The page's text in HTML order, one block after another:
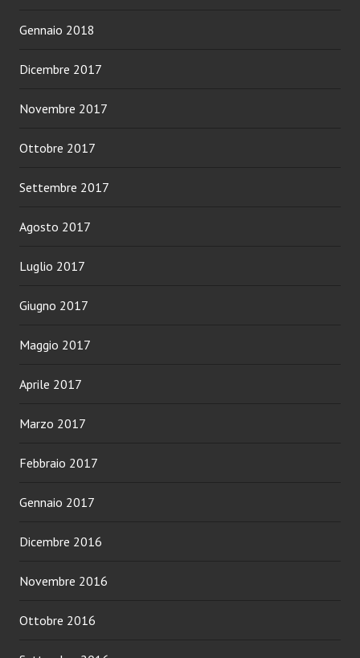
Gennaio 2018
Dicembre 2017
Novembre 2017
Ottobre 2017
Settembre 2017
Agosto 2017
Luglio 2017
Giugno 2017
Maggio 2017
Aprile 2017
Marzo 2017
Febbraio 2017
Gennaio 2017
Dicembre 2016
Novembre 2016
Ottobre 2016